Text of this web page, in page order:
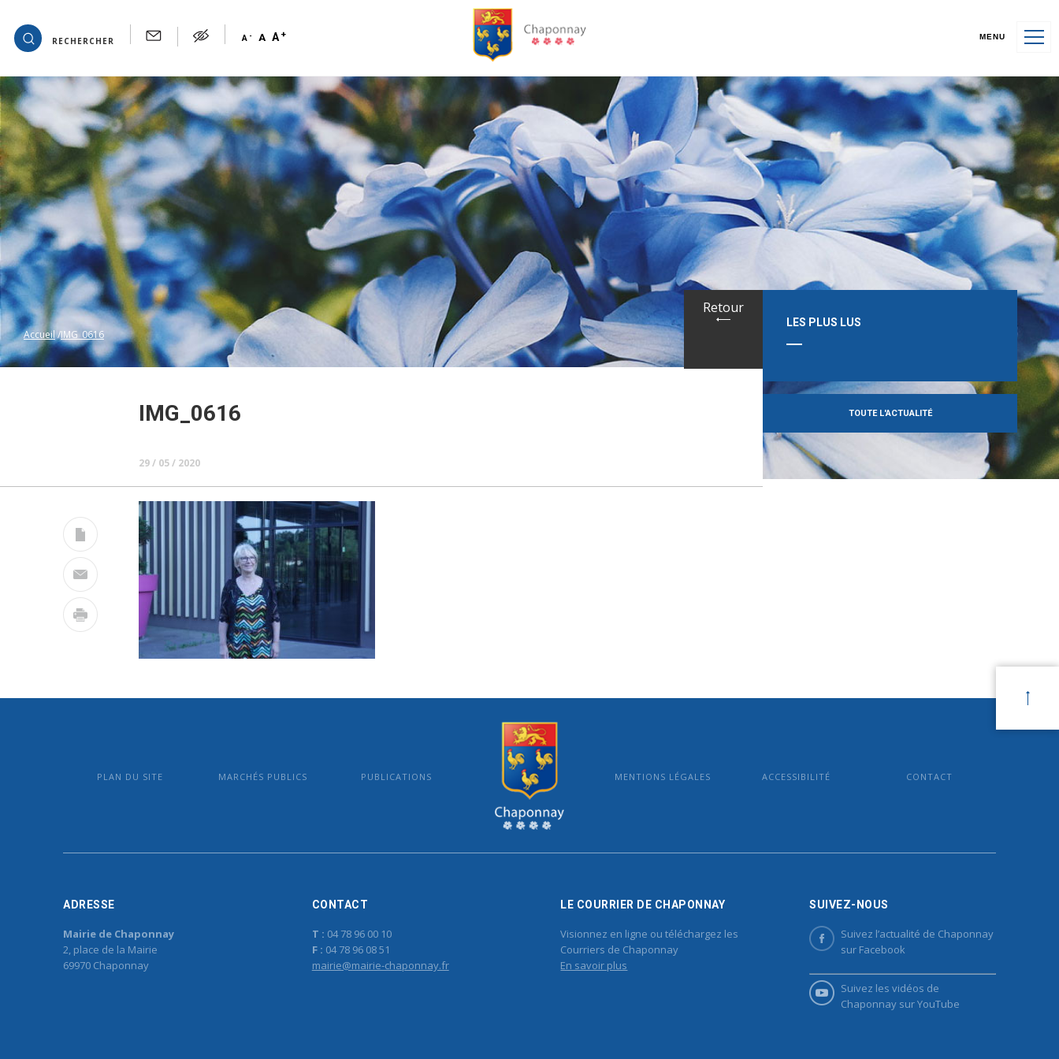
RECHERCHER A - A A+ MENU
Accueil IMG_0616
IMG_0616
29 / 05 / 2020
Retour
LES PLUS LUS
TOUTE L'ACTUALITÉ
PLAN DU SITE MARCHÉS PUBLICS PUBLICATIONS MENTIONS LÉGALES ACCESSIBILITÉ CONTACT
ADRESSE
Mairie de Chaponnay
2, place de la Mairie
69970 Chaponnay
CONTACT
T : 04 78 96 00 10
F : 04 78 96 08 51
mairie@mairie-chaponnay.fr
LE COURRIER DE CHAPONNAY
Visionnez en ligne ou téléchargez les
Courriers de Chaponnay
En savoir plus
SUIVEZ-NOUS
Suivez l’actualité de Chaponnay
sur Facebook
Suivez les vidéos de
Chaponnay sur YouTube